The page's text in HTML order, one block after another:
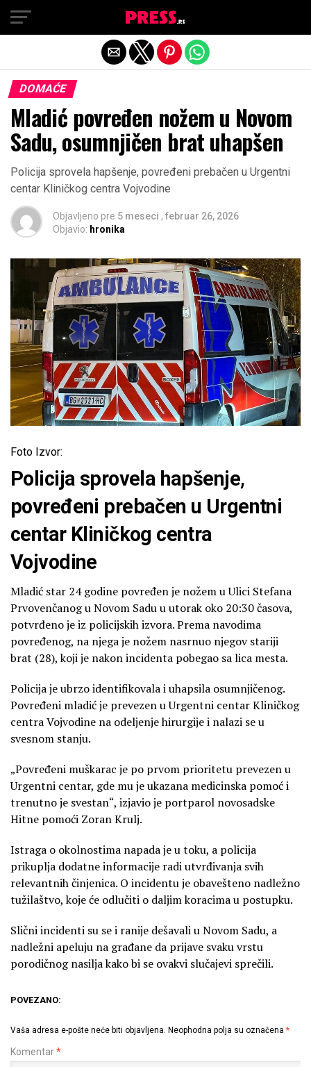
DOMAĆE
Mladić povređen nožem u Novom
Sadu, osumnjičen brat uhapšen
Policija sprovela hapšenje, povređeni prebačen u Urgentni
centar Kliničkog centra Vojvodine
Objavljeno pre 5 meseci , februar 26, 2026
Objavio: hronika
Foto Izvor:
Policija sprovela hapšenje,
povređeni prebačen u Urgentni
centar Kliničkog centra
Vojvodine
Mladić star 24 godine povređen je nožem u Ulici Stefana
Prvovenčanog u Novom Sadu u utorak oko 20:30 časova,
potvrđeno je iz policijskih izvora. Prema navodima
povređenog, na njega je nožem nasrnuo njegov stariji
brat (28), koji je nakon incidenta pobegao sa lica mesta.
Policija je ubrzo identifikovala i uhapsila osumnjičenog.
Povređeni mladić je prevezen u Urgentni centar Kliničkog
centra Vojvodine na odeljenje hirurgije i nalazi se u
svesnom stanju.
„Povređeni muškarac je po prvom prioritetu prevezen u
Urgentni centar, gde mu je ukazana medicinska pomoć i
trenutno je svestan“, izjavio je portparol novosadske
Hitne pomoći Zoran Krulj.
Istraga o okolnostima napada je u toku, a policija
prikuplja dodatne informacije radi utvrđivanja svih
relevantnih činjenica. O incidentu je obavešteno nadležno
tužilaštvo, koje će odlučiti o daljim koracima u postupku.
Slični incidenti su se i ranije dešavali u Novom Sadu, a
nadležni apeluju na građane da prijave svaku vrstu
porodičnog nasilja kako bi se ovakvi slučajevi sprečili.
POVEZANO:
Vaša adresa e-pošte neće biti objavljena. Neophodna polja su označena *
Komentar*
Exit mobile version